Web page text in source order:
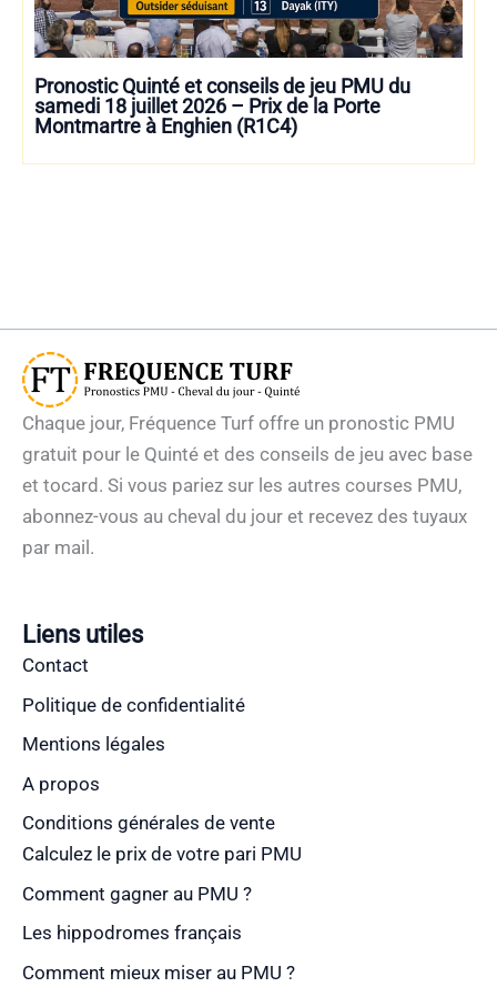
Pronostic Quinté et conseils de jeu PMU du
samedi 18 juillet 2026 – Prix de la Porte
Montmartre à Enghien (R1C4)
Chaque jour, Fréquence Turf offre un pronostic PMU
gratuit pour le Quinté et des conseils de jeu avec base
et tocard. Si vous pariez sur les autres courses PMU,
abonnez-vous au cheval du jour et recevez des tuyaux
par mail.
Liens utiles
Contact
Politique de confidentialité
Mentions légales
A propos
Conditions générales de vente
Calculez le prix de votre pari PMU
Comment gagner au PMU ?
Les hippodromes français
Comment mieux miser au PMU ?